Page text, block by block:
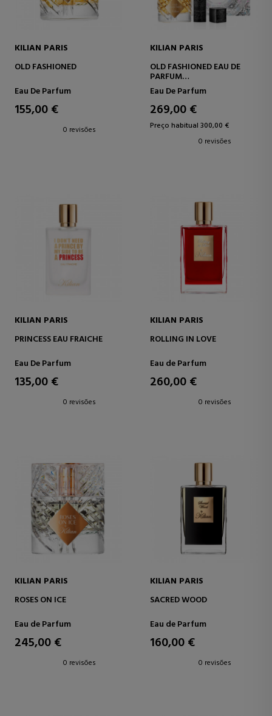
KILIAN PARIS
OLD FASHIONED
Eau De Parfum
155,00 €
0 revisões
KILIAN PARIS
OLD FASHIONED EAU DE
PARFUM
SET
Eau De Parfum
269,00 €
Preço habitual 300,00 €
0 revisões
KILIAN PARIS
PRINCESS EAU FRAICHE
Eau De Parfum
135,00 €
0 revisões
KILIAN PARIS
ROLLING IN LOVE
Eau de Parfum
260,00 €
0 revisões
KILIAN PARIS
ROSES ON ICE
Eau de Parfum
245,00 €
0 revisões
KILIAN PARIS
SACRED WOOD
Eau de Parfum
160,00 €
0 revisões